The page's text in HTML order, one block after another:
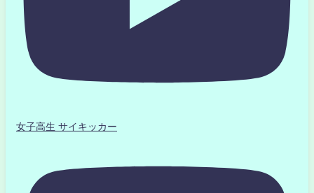
女子高生 サイキッカー